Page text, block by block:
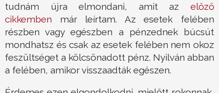
tudnám újra elmondani, amit az előző
cikkemben már leírtam. Az esetek felében
részben vagy egészben a pénzednek búcsút
mondhatsz és csak az esetek felében nem okoz
feszültséget a kölcsönadott pénz. Nyilván abban
a felében, amikor visszaadták egészen.